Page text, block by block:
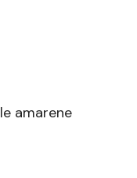
amarene